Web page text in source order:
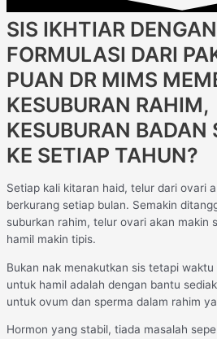
SIS IKHTIAR
FORMULASI DARI
PUAN DR MIMS
KESUBURAN RAHIM,
KESUBURAN BADAN
KE SETIAP TAHUN?
Setiap kali kitaran haid, telur dari ovari
berkurang setiap bulan. Semakin
suburkan rahim, telur ovari akan makin
hamil makin tipis.
Bukan nak menakutkan sis tetapi
untuk hamil adalah dengan bantu
untuk ovum dan sperma dalam rahim
Hormon yang stabil, tiada masalah